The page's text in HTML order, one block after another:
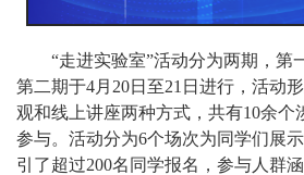
“走进实验室”活动分为两期，第
第二期于4月20日至21日进行，活动
观和线上讲座两种方式，共有10余个
参与。活动分为6个场次为同学们展
引了超过200名同学报名，参与人群